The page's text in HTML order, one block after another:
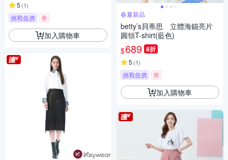
5 (1)
挑戰低價 券
加入購物車
春夏新品
betty’s貝蒂思 立體海錨亮片
圓領T-shirt(藍色)
$689 8折
5 (1)
挑戰低價 券
加入購物車